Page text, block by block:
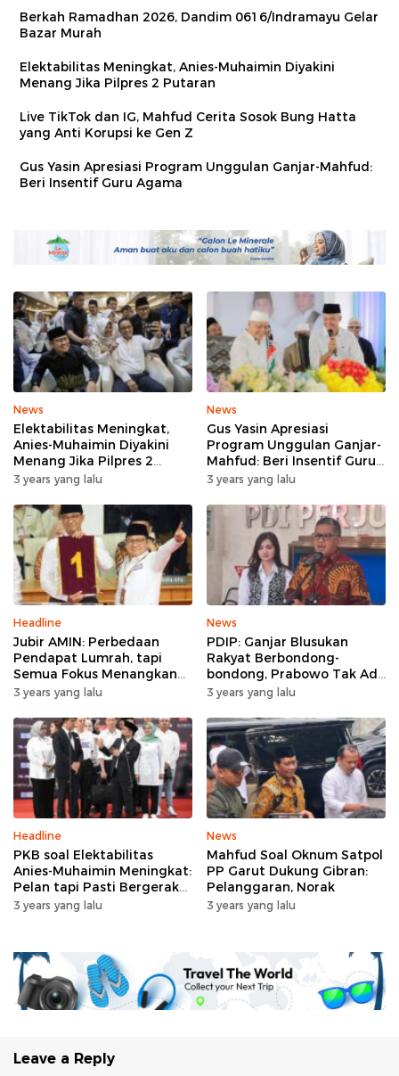
Berkah Ramadhan 2026, Dandim 0616/Indramayu Gelar
Bazar Murah
Elektabilitas Meningkat, Anies-Muhaimin Diyakini
Menang Jika Pilpres 2 Putaran
Live TikTok dan IG, Mahfud Cerita Sosok Bung Hatta
yang Anti Korupsi ke Gen Z
Gus Yasin Apresiasi Program Unggulan Ganjar-Mahfud:
Beri Insentif Guru Agama
News
Elektabilitas Meningkat,
Anies-Muhaimin Diyakini
Menang Jika Pilpres 2
Putaran
3 years yang lalu
News
Gus Yasin Apresiasi
Program Unggulan Ganjar-
Mahfud: Beri Insentif Guru
Agama
3 years yang lalu
Headline
Jubir AMIN: Perbedaan
Pendapat Lumrah, tapi
Semua Fokus Menangkan
Anies-Muhaimin
3 years yang lalu
News
PDIP: Ganjar Blusukan
Rakyat Berbondong-
bondong, Prabowo Tak Ada
yang Datang
3 years yang lalu
Headline
PKB soal Elektabilitas
Anies-Muhaimin Meningkat:
Pelan tapi Pasti Bergerak
Naik
3 years yang lalu
News
Mahfud Soal Oknum Satpol
PP Garut Dukung Gibran:
Pelanggaran, Norak
3 years yang lalu
Leave a Reply